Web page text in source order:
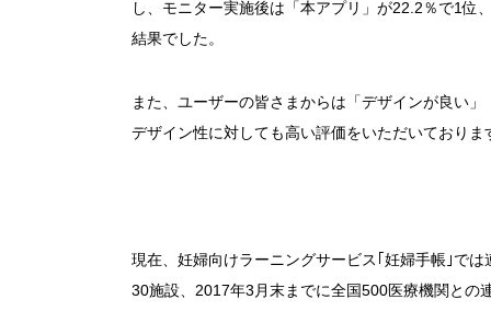
し、モニター実施後は「本アプリ」が22.2％で1位
結果でした。
また、ユーザーの皆さまからは「デザインが良い
デザイン性に対しても高い評価をいただいておりま
現在、妊婦向けラーニングサービス｢妊婦手帳｣で
30施設、2017年3月末までに全国500医療機関との